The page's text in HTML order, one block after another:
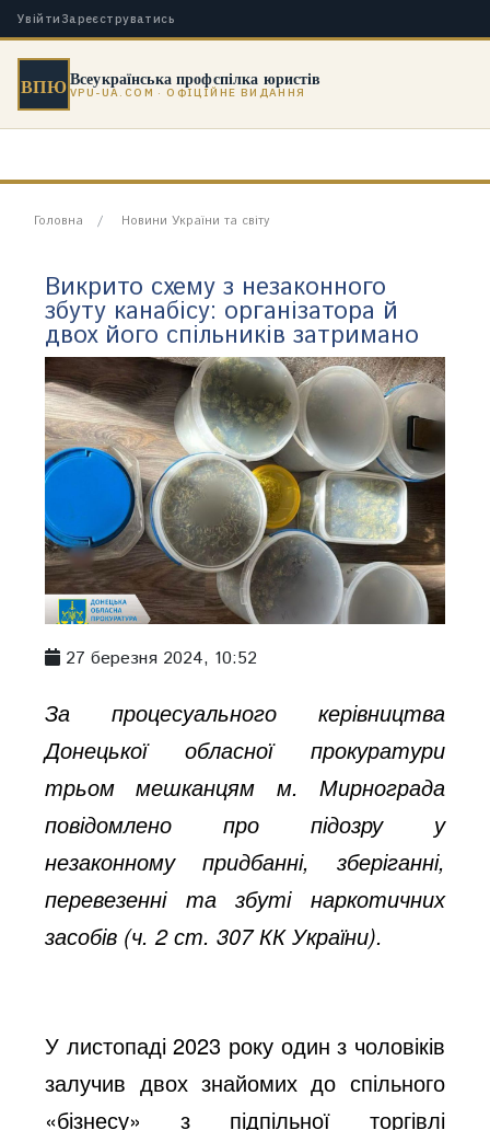
Увійти Зареєструватись
ВПЮВсеукраїнська профспілка юристів
VPU-UA.COM · ОФІЦІЙНЕ ВИДАННЯ
Головна Новини України та світу
Викрито схему з незаконного
збуту канабісу: організатора й
двох його спільників затримано
27 березня 2024, 10:52
За процесуального керівництва
Донецької обласної прокуратури
трьом мешканцям м. Мирнограда
повідомлено про підозру у
незаконному придбанні, зберіганні,
перевезенні та збуті наркотичних
засобів (ч. 2 ст. 307 КК України).
У листопаді 2023 року один з чоловіків
залучив двох знайомих до спільного
«бізнесу» з підпільної торгівлі